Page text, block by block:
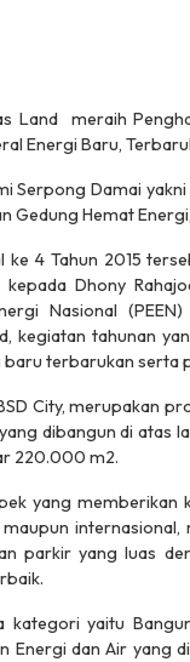
Land meraih
Energi Baru,
Serpong Damai
Gedung Hemat
ke 4 Tahun 2015
kepada Dhony
Nasional
kegiatan tahunan
terbarukan serta
City, merupakan
dibangun di atas
220.000 m2.
yang
parkir yang luas
yaitu
Energi dan Air yang